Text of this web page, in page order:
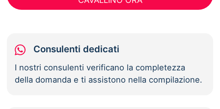
Consulenti dedicati
I nostri consulenti verificano la completezza
della domanda e ti assistono nella compilazione.